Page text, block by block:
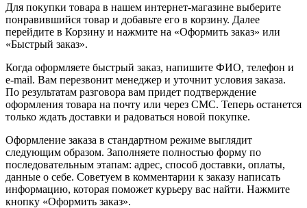
Для покупки товара в нашем интернет-магазине выберите
понравившийся товар и добавьте его в корзину. Далее
перейдите в Корзину и нажмите на «Оформить заказ» или
«Быстрый заказ».
Когда оформляете быстрый заказ, напишите ФИО, телефон и
e-mail. Вам перезвонит менеджер и уточнит условия заказа.
По результатам разговора вам придет подтверждение
оформления товара на почту или через СМС. Теперь останется
только ждать доставки и радоваться новой покупке.
Оформление заказа в стандартном режиме выглядит
следующим образом. Заполняете полностью форму по
последовательным этапам: адрес, способ доставки, оплаты,
данные о себе. Советуем в комментарии к заказу написать
информацию, которая поможет курьеру вас найти. Нажмите
кнопку «Оформить заказ».